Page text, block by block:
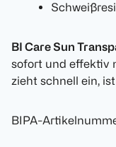
BI Care Sun
sofort und effektiv
zieht schnell ein,
BIPA-